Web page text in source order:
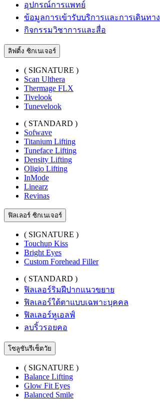
อุปกรณ์การแพทย์
ข้อมูลการเข้ารับบริการและการเดินทาง
กิจกรรมวิชาการและสื่อ
ลิฟติ้ง ซิกเนเจอร์
( SIGNATURE )
Scan Ulthera
Thermage FLX
Tivelook
Tunevelook
( STANDARD )
Sofwave
Titanium Lifting
Tuneface Lifting
Density Lifting
Oligio Lifting
InMode
Linearz
Revinas
ฟิลเลอร์ ซิกเนเจอร์
( SIGNATURE )
Touchup Kiss
Bright Eyes
Custom Forehead Filler
( STANDARD )
ฟิลเลอร์ริมฝีปากแนวขยาย
ฟิลเลอร์ใต้ตาแบบเฉพาะบุคคล
ฟิลเลอร์หูเอลฟ์
ลบริ้วรอยคอ
โซลูชันรีเซ็ตวัย
( SIGNATURE )
Balance Lifting
Glow Fit Eyes
Balanced Smile